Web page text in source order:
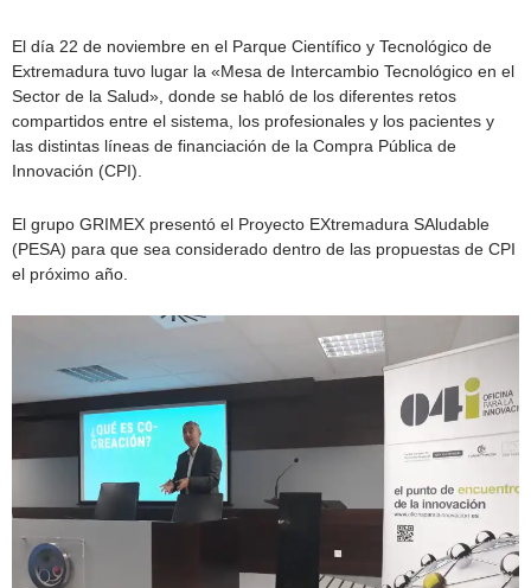
El día 22 de noviembre en el Parque Científico y Tecnológico de
Extremadura tuvo lugar la «Mesa de Intercambio Tecnológico en el
Sector de la Salud», donde se habló de los diferentes retos
compartidos entre el sistema, los profesionales y los pacientes y
las distintas líneas de financiación de la Compra Pública de
Innovación (CPI).
El grupo GRIMEX presentó el Proyecto EXtremadura SAludable
(PESA) para que sea considerado dentro de las propuestas de CPI
el próximo año.